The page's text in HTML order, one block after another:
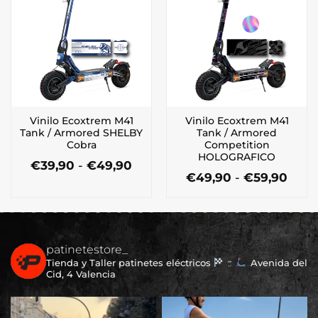
se
pueden
elegir
página
de
Las
opciones
se
pueden
elegir
página
de
producto
Vinilo Ecoxtrem M41
Tank / Armored SHELBY
Cobra
€39,90 - €49,90
€39,90
hasta
€49,90
Las
opciones
se
pueden
elegir
Vinilo Ecoxtrem M41
Tank / Armored
Competition
HOLOGRAFICO
€49,90 - €59,90
tiene
múltiples
variantes.
Las
opciones
se
patinetestore_
Tienda y Taller patinetes eléctricos
Avenida del
Cid, 4 Valencia